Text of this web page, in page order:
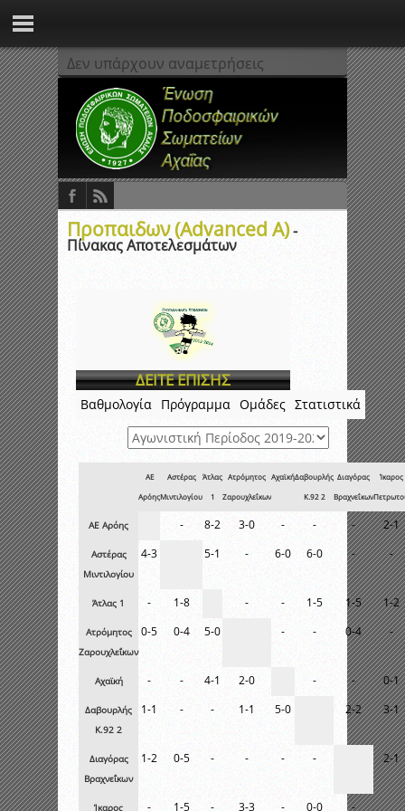
Δεν υπάρχουν αναμετρήσεις
Προπαιδων (Advanced A)-
Πίνακας Αποτελεσμάτων
ΔΕΙΤΕ ΕΠΙΣΗΣ
Βαθμολογία Πρόγραμμα Ομάδες Στατιστικά
ΑΕ
Αρόης
Αστέρας
Μιντιλογίου
Άτλας
1
Ατρόμητος
Ζαρουχλεΐκων
ΑχαϊκήΔαβουρλής
Κ.92 2
Διαγόρας
Βραχνεΐκων
Ίκαρος
ΑΕ Αρόης - 8-2 3-0 - - - 2-1
Αστέρας
Μιντιλογίου
4-3 5-1 - 6-0 6-0 - -
Άτλας 1 - 1-8 - - 1-5 1-5 1-2
Ατρόμητος
Ζαρουχλεΐκων
0-5 0-4 5-0 - - 0-4 -
Αχαϊκή - - 4-1 2-0 - - 0-1
Δαβουρλής
Κ.92 2
1-1 - - 1-1 5-0 2-2 3-1
Διαγόρας
Βραχνεΐκων
1-2 0-5 - - - - 2-1
Ίκαρος - 1-5 - 3-3 - 0-0 -